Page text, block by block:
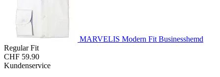
MARVELIS Modern Fit Businesshemd
Regular Fit
CHF 59.90
Kundenservice